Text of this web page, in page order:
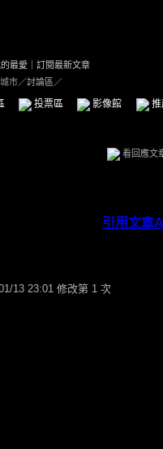
最愛
訂閱最新文章
市／討論區／
投票區 影像館
看回應文
引用文章
13 23:01 修改第 1 次